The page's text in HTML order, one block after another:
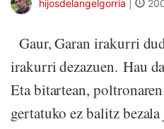
hijosdelangelgorria
Gaur, Garan irakurri
irakurri dezazuen. Hau
Eta bitartean,
gertatuko ez balitz